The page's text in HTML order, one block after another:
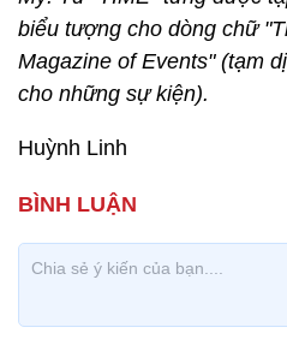
biểu tượng cho dòng chữ
Magazine of Events" (tạm
cho những sự kiện).
Huỳnh Linh